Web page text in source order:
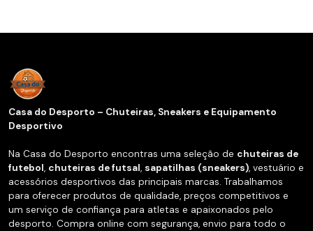
Casa do Desporto – Chuteiras, Sneakers e Equipamento
Desportivo
Na Casa do Desporto encontras uma seleção de chuteiras de
futebol, chuteiras de futsal, sapatilhas (sneakers), vestuário e
acessórios desportivos das principais marcas. Trabalhamos
para oferecer produtos de qualidade, preços competitivos e
um serviço de confiança para atletas e apaixonados pelo
desporto. Compra online com segurança, envio para todo o